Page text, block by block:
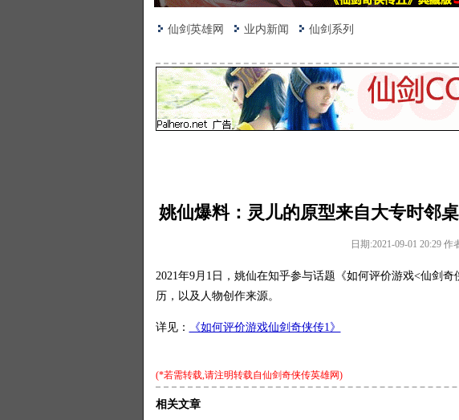
仙剑英雄网 业内新闻 仙剑系列
姚仙爆料：灵儿的原型来自大专时邻
日期:2021-09-01 20:29 作
2021年9月1日，姚仙在知乎参与话题《如何评价游戏<仙剑
历，以及人物创作来源。
详见： 《如何评价游戏仙剑奇侠传1》
(*若需转载,请注明转载自仙剑奇侠传英雄网)
相关文章